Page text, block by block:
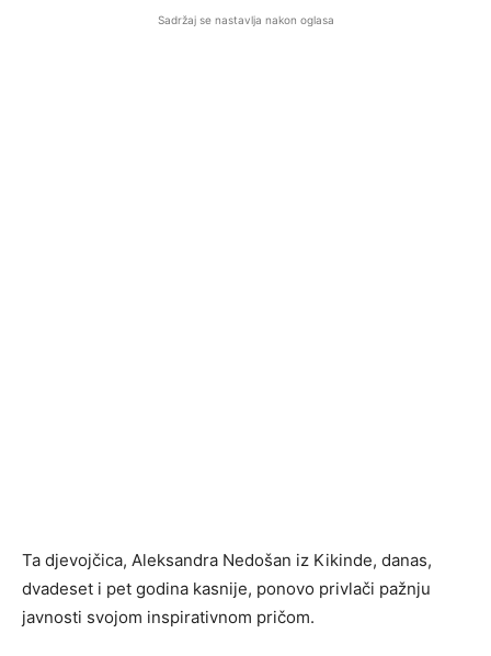
Sadržaj se nastavlja nakon oglasa
Ta djevojčica, Aleksandra Nedošan iz Kikinde, danas,
dvadeset i pet godina kasnije, ponovo privlači pažnju
javnosti svojom inspirativnom pričom.